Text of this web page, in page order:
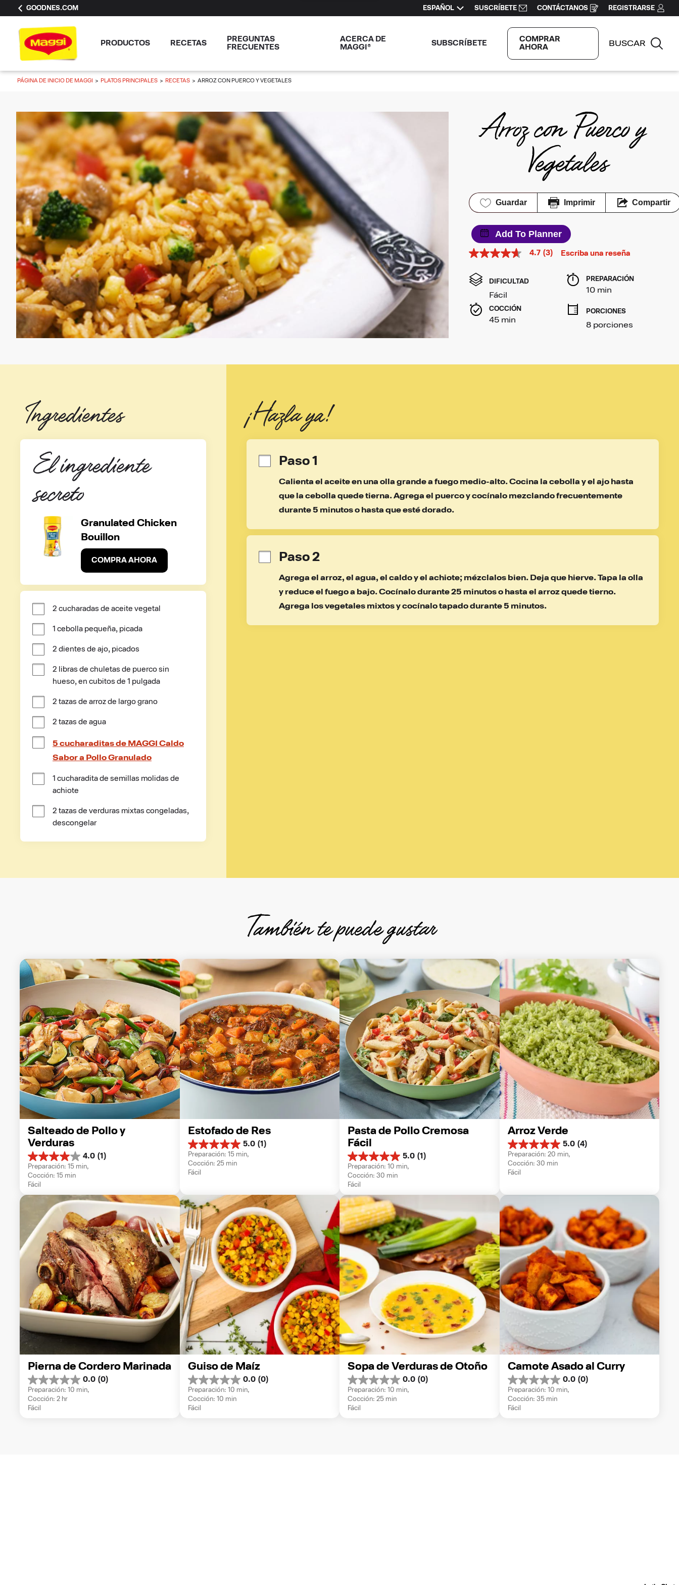
GOODNES.COM ESPAÑOL SUSCRÍBETE CONTÁCTANOS
OPENS
IN
NEW
WINDOW
REGISTRARSE
PRODUCTOS RECETAS
PREGUNTAS
FRECUENTES
ACERCA DE
MAGGI®
SUBSCRÍBETE
COMPRAR
AHORA
BUSCAR
PÁGINA DE INICIO DE MAGGI PLATOS PRINCIPALES RECETAS ARROZ CON PUERCO Y VEGETALES
Arroz con Puerco y
Vegetales
Guardar Imprimir Compartir
Add To Planner
4.7
5
estrellas,
valor
medio
de
valoración.
4.7 (3) Escriba una reseña
DIFICULTAD
Fácil
PREPARACIÓN
10 min
COCCIÓN
45 min
PORCIONES
8 porciones
Ingredientes
El ingrediente
secreto
Granulated Chicken
Bouillon
COMPRA AHORA
2 cucharadas de aceite vegetal
1 cebolla pequeña, picada
2 dientes de ajo, picados
2 libras de chuletas de puerco sin
hueso, en cubitos de 1 pulgada
2 tazas de arroz de largo grano
2 tazas de agua
5 cucharaditas de MAGGI Caldo
Sabor a Pollo Granulado
1 cucharadita de semillas molidas de
achiote
2 tazas de verduras mixtas congeladas,
descongelar
¡Hazla ya!
Paso 1
Calienta el aceite en una olla grande a fuego medio-alto. Cocina la cebolla y el ajo hasta
que la cebolla quede tierna. Agrega el puerco y cocínalo mezclando frecuentemente
durante 5 minutos o hasta que esté dorado.
Paso 2
Agrega el arroz, el agua, el caldo y el achiote; mézclalos bien. Deja que hierve. Tapa la olla
y reduce el fuego a bajo. Cocínalo durante 25 minutos o hasta el arroz quede tierno.
Agrega los vegetales mixtos y cocínalo tapado durante 5 minutos.
También te puede gustar
Salteado de Pollo y
Verduras
4.0 (1)
4.0
de
5
estrellas.
1
reseña
Preparación: 15 min,
Cocción: 15 min
Fácil
Estofado de Res
5.0 (1)
5.0
de
5
estrellas.
reseña
Preparación: 15 min,
Cocción: 25 min
Fácil
Pasta de Pollo Cremosa
Fácil
5.0 (1)
5.0
de
5
estrellas.
1
reseña
Preparación: 10 min,
Cocción: 30 min
Fácil
Arroz Verde
5.0 (4)
5.0
de
5
estrellas.
reseñas
Preparación: 20 min,
Cocción: 30 min
Fácil
Pierna de Cordero Marinada
0.0 (0)
0.0
de
5
estrellas.
Preparación: 10 min,
Cocción: 2 hr
Fácil
Guiso de Maíz
0.0 (0)
0.0
de
5
estrellas.
Preparación: 10 min,
Cocción: 10 min
Fácil
Sopa de Verduras de Otoño
0.0 (0)
0.0
de
5
estrellas.
Preparación: 10 min,
Cocción: 25 min
Fácil
Camote Asado al Curry
0.0 (0)
0.0
de
5
estrellas.
Preparación: 10 min,
Cocción: 35 min
Fácil